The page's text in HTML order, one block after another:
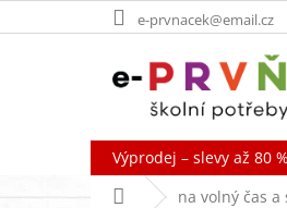
na
e-prvnacek@email.cz
Výprodej – slevy až 80 %
Domů na volný čas a